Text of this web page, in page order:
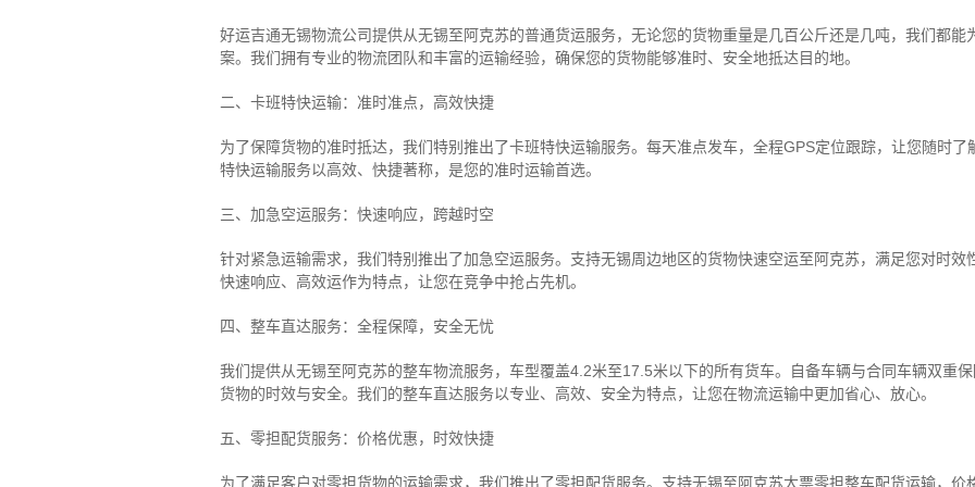
好运吉通无锡物流公司提供从无锡至阿克苏的普通货运服务，无论您的货物重量是几百公斤还是几吨，我们都能
案。我们拥有专业的物流团队和丰富的运输经验，确保您的货物能够准时、安全地抵达目的地。
二、卡班特快运输：准时准点，高效快捷
为了保障货物的准时抵达，我们特别推出了卡班特快运输服务。每天准点发车，全程GPS定位跟踪，让您随时
特快运输服务以高效、快捷著称，是您的准时运输首选。
三、加急空运服务：快速响应，跨越时空
针对紧急运输需求，我们特别推出了加急空运服务。支持无锡周边地区的货物快速空运至阿克苏，满足您对时效
快速响应、高效运作为特点，让您在竞争中抢占先机。
四、整车直达服务：全程保障，安全无忧
我们提供从无锡至阿克苏的整车物流服务，车型覆盖4.2米至17.5米以下的所有货车。自备车辆与合同车辆双重
货物的时效与安全。我们的整车直达服务以专业、高效、安全为特点，让您在物流运输中更加省心、放心。
五、零担配货服务：价格优惠，时效快捷
为了满足客户对零担货物的运输需求，我们推出了零担配货服务。支持无锡至阿克苏大票零担整车配货运输，价